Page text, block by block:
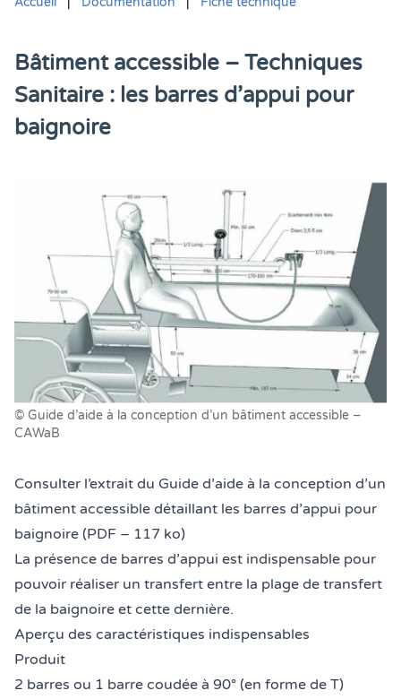
Bâtiment accessible – Techniques
Sanitaire : les barres d’appui pour
baignoire
© Guide d’aide à la conception d’un bâtiment accessible –
CAWaB
Consulter l’extrait du Guide d’aide à la conception d’un
bâtiment accessible détaillant les barres d’appui pour
baignoire (PDF – 117 ko)
La présence de barres d’appui est indispensable pour
pouvoir réaliser un transfert entre la plage de transfert
de la baignoire et cette dernière.
Aperçu des caractéristiques indispensables
Produit
2 barres ou 1 barre coudée à 90° (en forme de T)